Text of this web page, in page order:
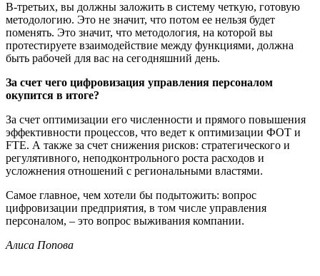
В-третьих, вы должны заложить в систему четкую, готовую
методологию. Это не значит, что потом ее нельзя будет
поменять. Это значит, что методология, на которой вы
протестируете взаимодействие между функциями, должна
быть рабочей для вас на сегодняшний день.
За счет чего цифровизация управления персоналом
окупится в итоге?
За счет оптимизации его численности и прямого повышения
эффективности процессов, что ведет к оптимизации ФОТ и
FTE. А также за счет снижения рисков: стратегического и
регулятивного, неподконтрольного роста расходов и
усложнения отношений с региональными властями.
Самое главное, чем хотели бы подытожить: вопрос
цифровизации предприятия, в том числе управления
персоналом, – это вопрос выживания компании.
Алиса Попова